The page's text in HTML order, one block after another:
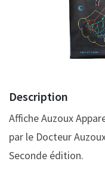
Description
Affiche Auzoux
par le Docteur
Seconde édition.